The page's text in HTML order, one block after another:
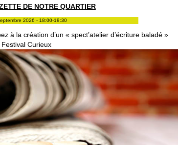
DE NOTRE QUARTIER
2026 - 18:00-19:30
à la création d’un « spect’atelier d’écriture baladé »
Curieux